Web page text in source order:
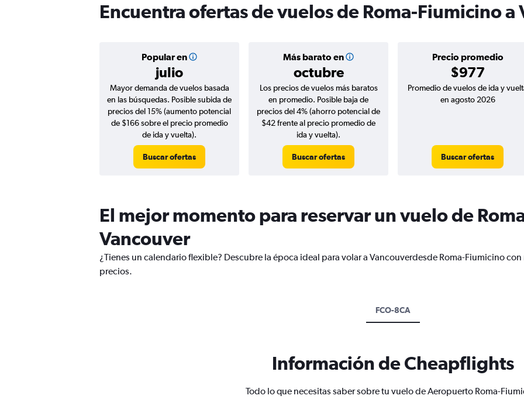
Encuentra ofertas de vuelos de Roma-Fiumicino a
Popular en
julio
Más barato en
octubre
Precio promedio
$977
Mayor demanda de vuelos basada
en las búsquedas. Posible subida de
precios del 15% (aumento potencial
de $166 sobre el precio promedio
de ida y vuelta).
Buscar ofertas
Los precios de vuelos más baratos
en promedio. Posible baja de
precios del 4% (ahorro potencial de
$42 frente al precio promedio de
ida y vuelta).
Buscar ofertas
Promedio de vuelos de ida y
en agosto 2026
Buscar ofertas
El mejor momento para reservar un vuelo de
Vancouver
¿Tienes un calendario flexible? Descubre la época ideal para volar a Vancouverdesde Roma-Fiumicino
precios.
FCO-8CA
Información de Cheapflights
Todo lo que necesitas saber sobre tu vuelo de Aeropuerto Roma-